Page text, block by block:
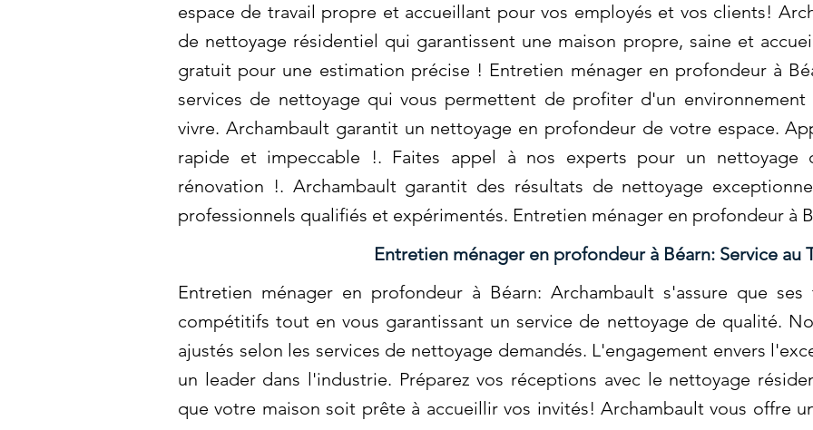
espace de travail propre et accueillant pour vos employés et vos clients!
de nettoyage résidentiel qui garantissent une maison propre, saine et
gratuit pour une estimation précise ! Entretien ménager en profondeur à
services de nettoyage qui vous permettent de profiter d'un
vivre. Archambault garantit un nettoyage en profondeur de votre espace.
rapide et impeccable !. Faites appel à nos experts pour un nettoyage
rénovation !. Archambault garantit des résultats de nettoyage
professionnels qualifiés et expérimentés. Entretien ménager en profondeur à
Entretien ménager en profondeur à Béarn: Service au
Entretien ménager en profondeur à Béarn: Archambault s'assure que
compétitifs tout en vous garantissant un service de nettoyage de qualité.
ajustés selon les services de nettoyage demandés. L'engagement envers
un leader dans l'industrie. Préparez vos réceptions avec le nettoyage
que votre maison soit prête à accueillir vos invités! Archambault vous offre